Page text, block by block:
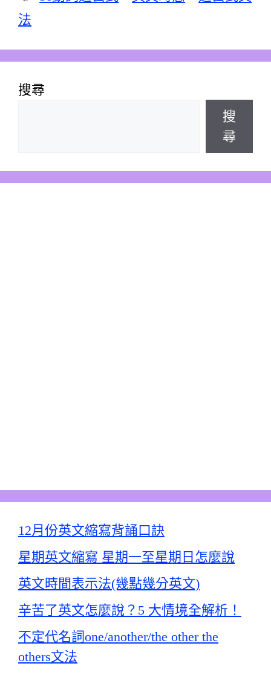
法
搜尋
搜
尋
12月份英文縮寫背誦口訣
星期英文縮寫 星期一至星期日怎麼說
英文時間表示法(幾點幾分英文)
辛苦了英文怎麼說？5 大情境全解析！
不定代名詞one/another/the other the
others文法